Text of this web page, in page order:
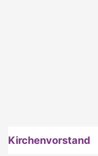
Kirchenvorstand